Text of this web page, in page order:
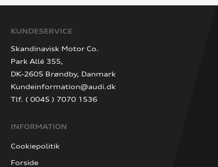
KUNDESERVICE
Skandinavisk Motor Co.
Park Allé 355,
DK-2605 Brøndby, Danmark
Kundeinformation@audi.dk
Tlf. ( 0045 ) 7070 1536
INFORMATION
Cookiepolitik
Forside